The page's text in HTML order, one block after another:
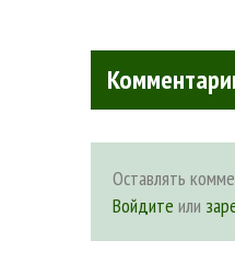
Оставлять
Войдите или